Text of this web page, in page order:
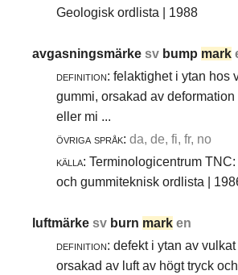
Geologisk ordlista | 1988
avgasningsmärkesv bump mark
definition: felaktighet i ytan hos
gummi, orsakad av deformation
eller mi ...
övriga språk: da, de, fi, fr, no
källa: Terminologicentrum
och gummiteknisk ordlista |
luftmärkesv burn mark en
definition: defekt i ytan av
orsakad av luft av högt tryck